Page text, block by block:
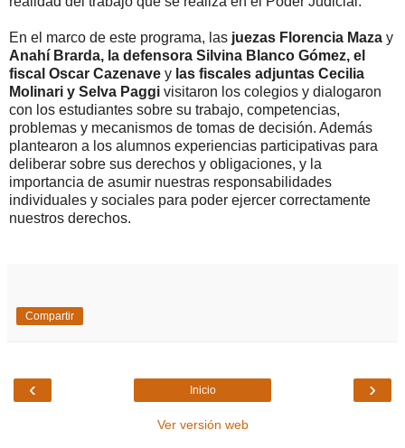
En el marco de este programa, las juezas Florencia Maza y
Anahí Brarda, la defensora Silvina Blanco Gómez, el
fiscal Oscar Cazenave y las fiscales adjuntas Cecilia
Molinari y Selva Paggi visitaron los colegios y dialogaron
con los estudiantes sobre su trabajo, competencias,
problemas y mecanismos de tomas de decisión. Además
plantearon a los alumnos experiencias participativas para
deliberar sobre sus derechos y obligaciones, y la
importancia de asumir nuestras responsabilidades
individuales y sociales para poder ejercer correctamente
nuestros derechos.
Compartir
‹ ›
Inicio
Ver versión web